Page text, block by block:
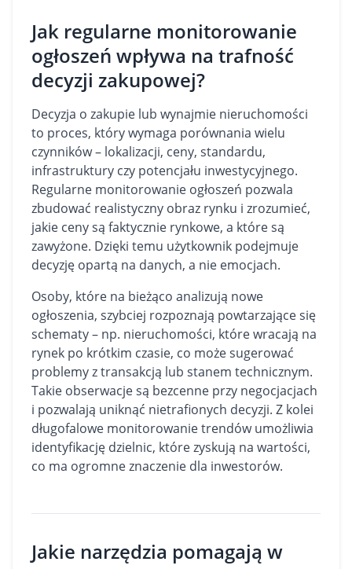
Jak regularne monitorowanie
ogłoszeń wpływa na trafność
decyzji zakupowej?
Decyzja o zakupie lub wynajmie nieruchomości
to proces, który wymaga porównania wielu
czynników – lokalizacji, ceny, standardu,
infrastruktury czy potencjału inwestycyjnego.
Regularne monitorowanie ogłoszeń pozwala
zbudować realistyczny obraz rynku i zrozumieć,
jakie ceny są faktycznie rynkowe, a które są
zawyżone. Dzięki temu użytkownik podejmuje
decyzję opartą na danych, a nie emocjach.
Osoby, które na bieżąco analizują nowe
ogłoszenia, szybciej rozpoznają powtarzające się
schematy – np. nieruchomości, które wracają na
rynek po krótkim czasie, co może sugerować
problemy z transakcją lub stanem technicznym.
Takie obserwacje są bezcenne przy negocjacjach
i pozwalają uniknąć nietrafionych decyzji. Z kolei
długofalowe monitorowanie trendów umożliwia
identyfikację dzielnic, które zyskują na wartości,
co ma ogromne znaczenie dla inwestorów.
Jakie narzędzia pomagają w